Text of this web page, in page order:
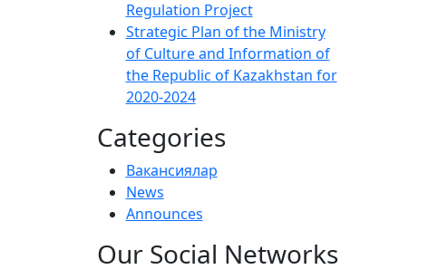
Regulation Project
Strategic Plan of the Ministry
of Culture and Information of
the Republic of Kazakhstan for
2020-2024
Categories
Вакансиялар
News
Announces
Our Social Networks